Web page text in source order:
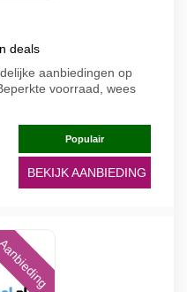
deals
aanbiedingen op
voorraad, wees
Populair
BEKIJK AANBIEDING